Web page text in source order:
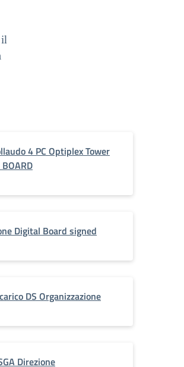
4 PC Optiplex Tower
BOARD
Digital Board signed
DS Organizzazione
Direzione